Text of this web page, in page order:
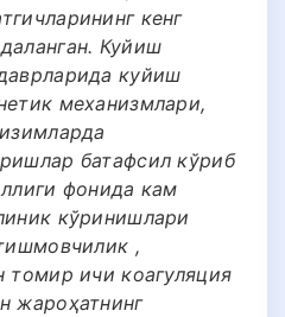
кенг
Куйиш
куйиш
механизмлари,
батафсил кўриб
фонида кам
кўринишлари
,
томир ичи коагуляция
жароҳатнинг